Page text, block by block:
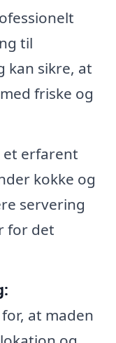
til
kan sikre, at
friske og
et erfarent
kokke og
servering
for det
at maden